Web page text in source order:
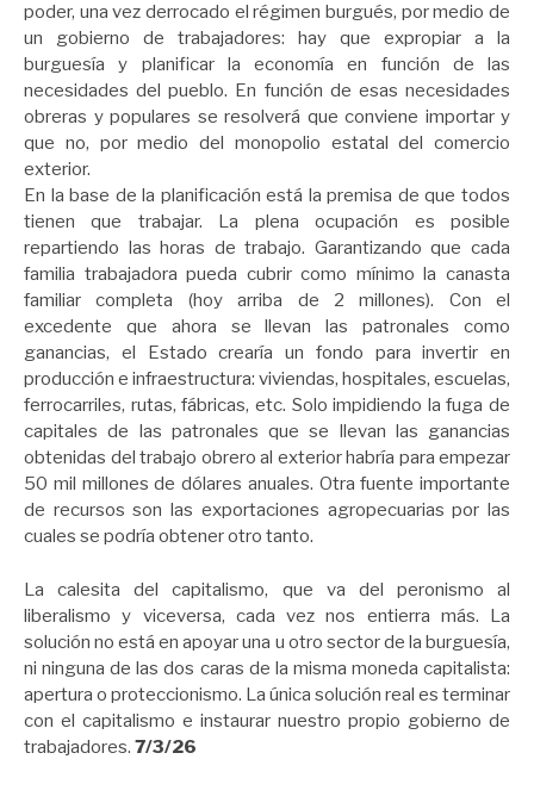
poder, una vez derrocado el régimen burgués, por medio de
un gobierno de trabajadores: hay que expropiar a la
burguesía y planificar la economía en función de las
necesidades del pueblo. En función de esas necesidades
obreras y populares se resolverá que conviene importar y
que no, por medio del monopolio estatal del comercio
exterior.
En la base de la planificación está la premisa de que todos
tienen que trabajar. La plena ocupación es posible
repartiendo las horas de trabajo. Garantizando que cada
familia trabajadora pueda cubrir como mínimo la canasta
familiar completa (hoy arriba de 2 millones). Con el
excedente que ahora se llevan las patronales como
ganancias, el Estado crearía un fondo para invertir en
producción e infraestructura: viviendas, hospitales, escuelas,
ferrocarriles, rutas, fábricas, etc. Solo impidiendo la fuga de
capitales de las patronales que se llevan las ganancias
obtenidas del trabajo obrero al exterior habría para empezar
50 mil millones de dólares anuales. Otra fuente importante
de recursos son las exportaciones agropecuarias por las
cuales se podría obtener otro tanto.
La calesita del capitalismo, que va del peronismo al
liberalismo y viceversa, cada vez nos entierra más. La
solución no está en apoyar una u otro sector de la burguesía,
ni ninguna de las dos caras de la misma moneda capitalista:
apertura o proteccionismo. La única solución real es terminar
con el capitalismo e instaurar nuestro propio gobierno de
trabajadores. 7/3/26